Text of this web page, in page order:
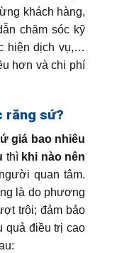
khách hàng,
chăm sóc kỹ
hiện dịch vụ,…
hơn và chi phí
răng sứ?
giá bao nhiêu
thì khi nào nên
quan tâm.
là do phương
trội; đảm bảo
quả điều trị cao